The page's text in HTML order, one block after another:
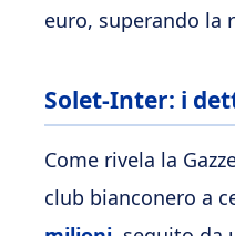
euro, superando la
Solet-Inter: i
Come rivela la
club bianconero a